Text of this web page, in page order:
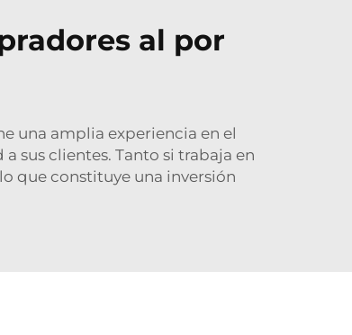
al por
una amplia experiencia en el
sus clientes. Tanto si trabaja en
que constituye una inversión